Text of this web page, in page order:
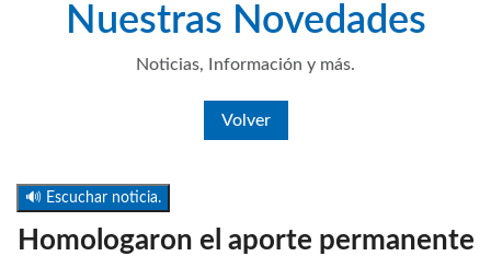
Nuestras Novedades
Noticias, Información y más.
Volver
🔊 Escuchar noticia.
Homologaron el aporte permanente